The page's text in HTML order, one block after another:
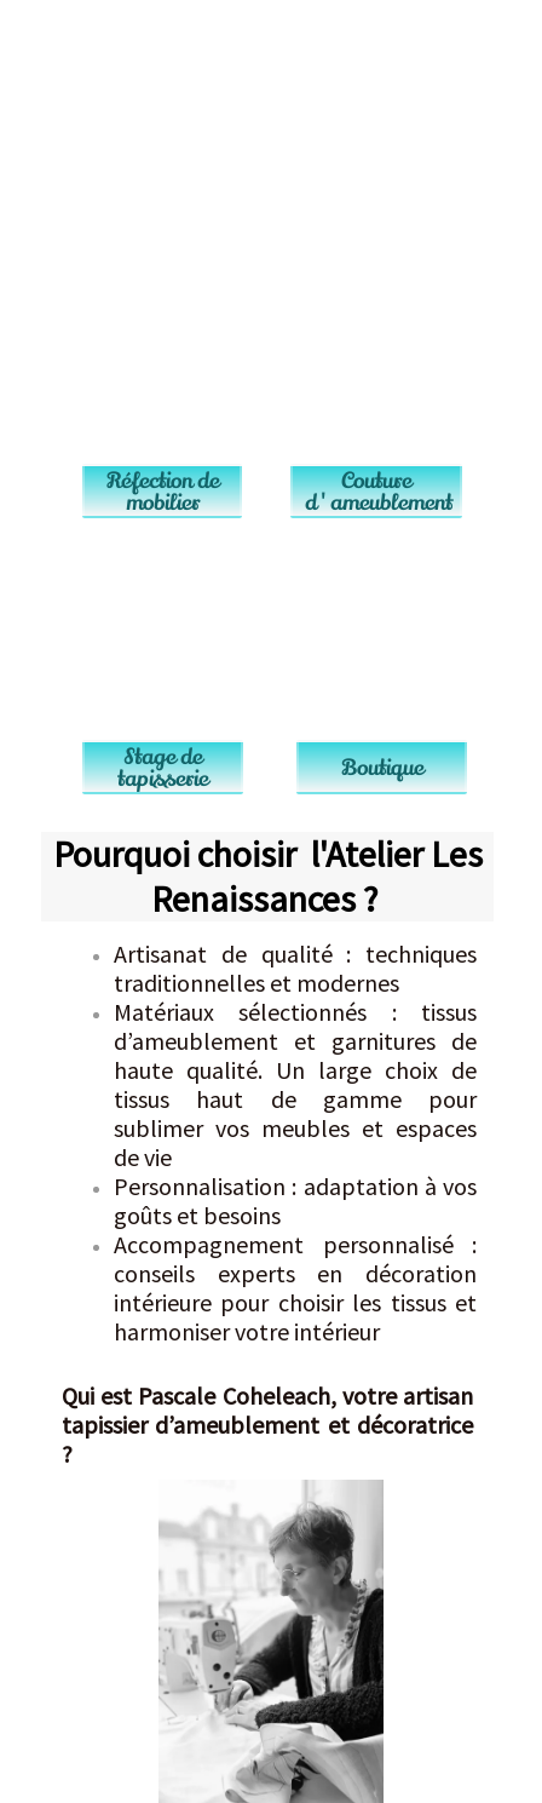
Couture
d'ameublement
Stage de
tapisserie Boutique
Réfection de
mobilier
Pourquoi choisir l'Atelier Les
Renaissances ?
Artisanat de qualité : techniques
traditionnelles et modernes
Matériaux sélectionnés : tissus
d’ameublement et garnitures de
haute qualité. Un large choix de
tissus haut de gamme pour
sublimer vos meubles et espaces
de vie
Personnalisation : adaptation à vos
goûts et besoins
Accompagnement personnalisé :
conseils experts en décoration
intérieure pour choisir les tissus et
harmoniser votre intérieur
Qui est Pascale Coheleach, votre artisan
tapissier d’ameublement et décoratrice
?